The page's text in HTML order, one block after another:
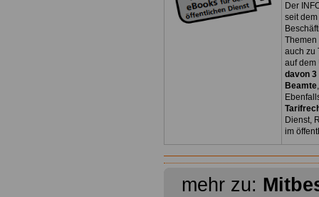
Der
seit
Themen
auch zu
auf dem
davon 3
Beamte
Dienst,
im
mehr zu: